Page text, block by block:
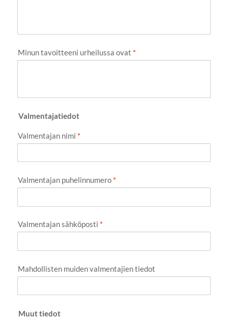
Minun tavoitteeni urheilussa ovat *
Valmentajatiedot
Valmentajan nimi *
Valmentajan puhelinnumero *
Valmentajan sähköposti *
Mahdollisten muiden valmentajien tiedot
Muut tiedot